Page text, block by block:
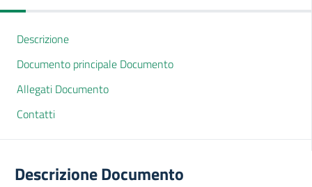
Descrizione
Documento principale Documento
Allegati Documento
Contatti
Descrizione Documento